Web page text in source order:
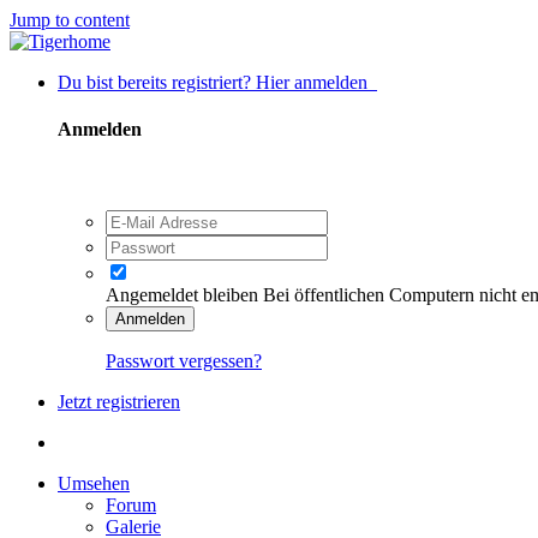
Jump to content
Du bist bereits registriert? Hier anmelden
Anmelden
Angemeldet bleiben Bei öffentlichen Computern nicht
Anmelden
Passwort vergessen?
Jetzt registrieren
Umsehen
Forum
Galerie